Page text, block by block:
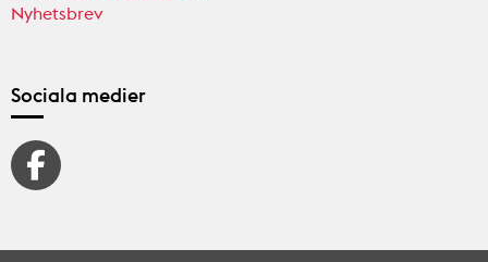
Nyhetsbrev
Sociala medier